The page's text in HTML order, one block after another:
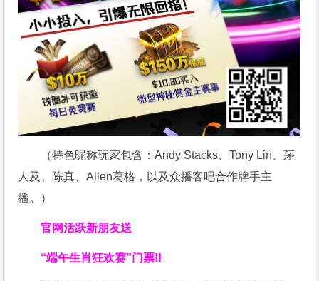
（特色昵称玩家包含：Andy Stacks、Tony Lin、茅
人及、陈真、Allen葛格，以及众播客吧合作牌手主
播。）
官网活跃新朋友送
“端午生肖狂欢赛”门票!!